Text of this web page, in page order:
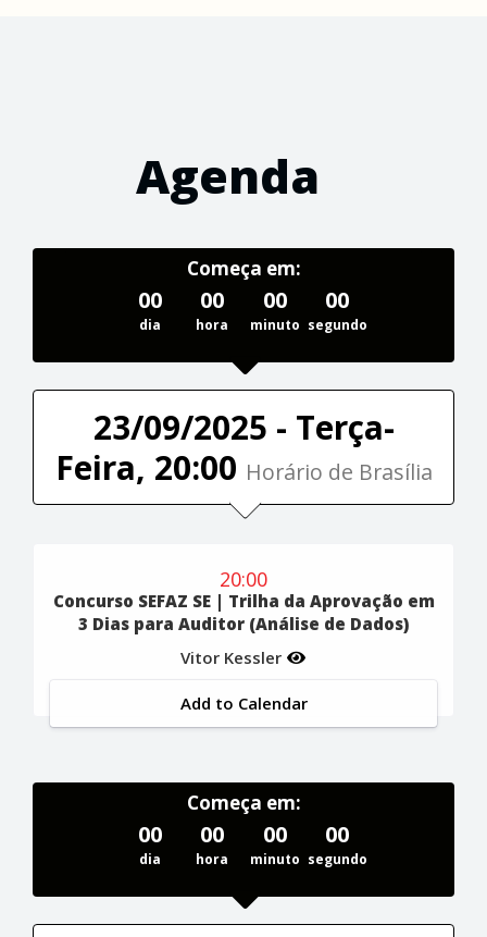
Agenda
Começa em:
00
dia
00
hora
00
minuto
00
segundo
23/09/2025 - Terça-
Feira, 20:00 Horário de Brasília
20:00
Concurso SEFAZ SE | Trilha da Aprovação em
3 Dias para Auditor (Análise de Dados)
Vitor Kessler
Add to Calendar
Começa em:
00
dia
00
hora
00
minuto
00
segundo